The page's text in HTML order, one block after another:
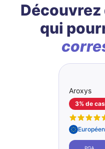
Découvrez
qui
Aroxys
3% de